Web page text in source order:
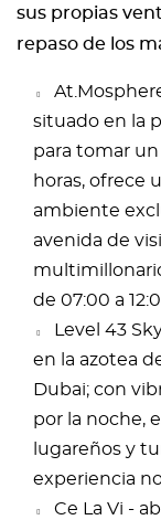
sus propias
repaso de los
situado en la
para tomar un
horas, ofrece
ambiente
avenida de
de 07:00 a
Level 43
en la azotea
Dubai; con
por la noche,
lugareños y
experiencia
Ce La Vi -